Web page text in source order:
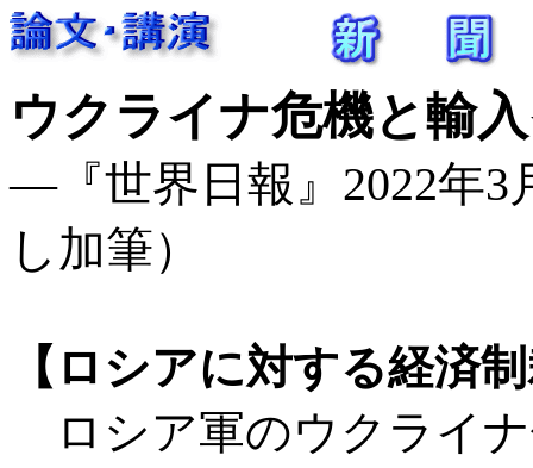
ウクライナ危機と輸
―『世界日報』2022年3
し加筆）
【ロシアに対する経済
ロシア軍のウクライ